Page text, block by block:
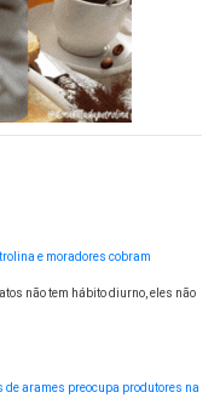
e moradores cobram
não tem hábito diurno, eles não
de arames preocupa produtores na